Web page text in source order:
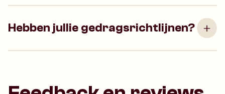
Hebben jullie gedragsrichtlijnen?